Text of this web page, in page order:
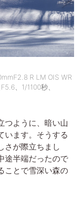
R LM OIS WR
、1/1100秒、
つように、暗い山
います。そうする
さが際立ちまし
途半端だったので
ことで雪深い森の